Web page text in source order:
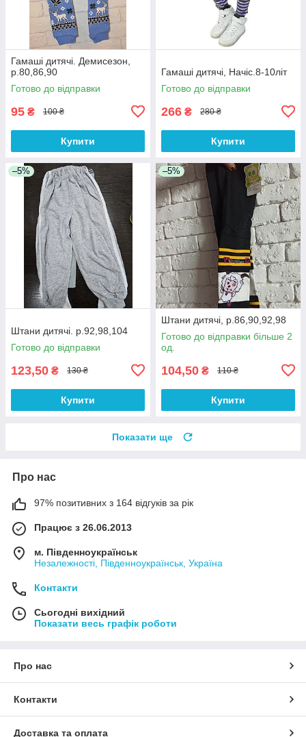
Гамаші дитячі. Демисезон,
р.80,86,90
Готово до відправки
95 ₴ 100 ₴
Купити
Гамаші дитячі, Начіс.8-10літ
Готово до відправки
266 ₴ 280 ₴
Купити
–5%
Штани дитячі. р.92,98,104
Готово до відправки
123,50 ₴ 130 ₴
Купити
–5%
Штани дитячі, р.86,90,92,98
Готово до відправки більше 2
од.
104,50 ₴ 110 ₴
Купити
Показати ще
Про нас
97% позитивних з 164 відгуків за рік
Працює з 26.06.2013
м. Південноукраїнськ
Незалежності, Південноукраїнськ, Україна
Контакти
Сьогодні вихідний
Показати весь графік роботи
Про нас
Контакти
Доставка та оплата